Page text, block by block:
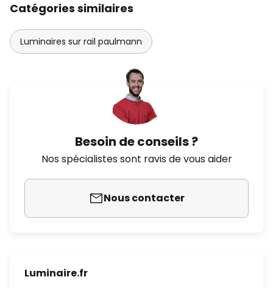
Catégories similaires
Luminaires sur rail paulmann
Besoin de conseils ?
Nos spécialistes sont ravis de vous aider
Nous contacter
Luminaire.fr